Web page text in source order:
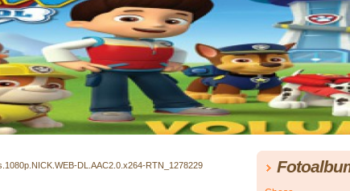
DL.AAC2.0.x264-RTN_1278229